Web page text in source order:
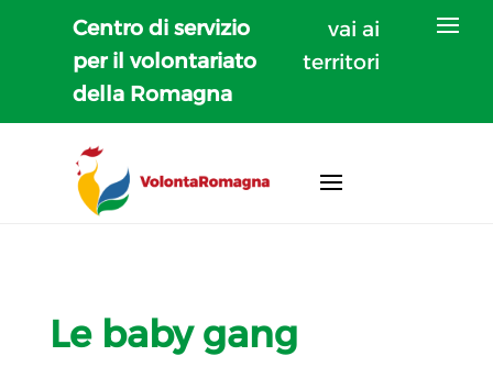
Centro di servizio
per il volontariato
della Romagna
vai ai
territori
Le baby gang